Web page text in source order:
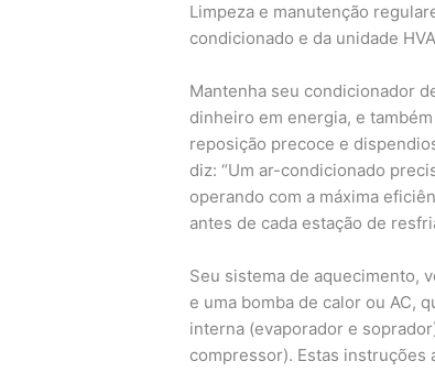
Limpeza e manutenção
condicionado e da unidade
Mantenha seu condicionador
dinheiro em energia, e
reposição precoce e
diz: “Um ar-condicionado
operando com a máxima
antes de cada estação de
Seu sistema de aquecimento,
e uma bomba de calor ou AC,
interna (evaporador e
compressor). Estas instruções